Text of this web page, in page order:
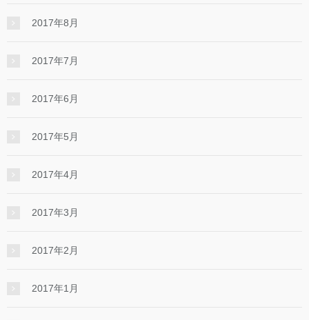
2017年8月
2017年7月
2017年6月
2017年5月
2017年4月
2017年3月
2017年2月
2017年1月